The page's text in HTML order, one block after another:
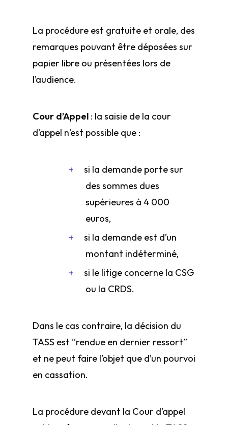
La procédure est gratuite et orale, des
remarques pouvant être déposées sur
papier libre ou présentées lors de
l’audience.
Cour d’Appel : la saisie de la cour
d’appel n’est possible que :
si la demande porte sur
des sommes dues
supérieures à 4 000
euros,
si la demande est d’un
montant indéterminé,
si le litige concerne la CSG
ou la CRDS.
Dans le cas contraire, la décision du
TASS est “rendue en dernier ressort”
et ne peut faire l’objet que d’un pourvoi
en cassation.
La procédure devant la Cour d’appel